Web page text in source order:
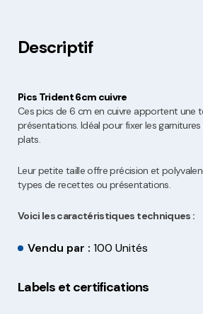
Descriptif
Pics Trident 6cm cuivre
Ces pics de 6 cm en cuivre apportent une
présentations. Idéal pour fixer les
plats.
Leur petite taille offre précision et
types de recettes ou présentations.
Voici les caractéristiques techniques :
Vendu par : 100 Unités
Labels et certifications